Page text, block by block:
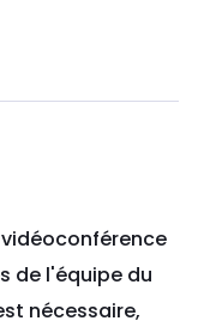
de l'équipe du
nécessaire,